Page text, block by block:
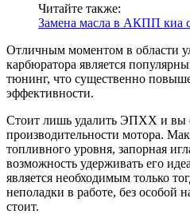
Читайте также:
Замена масла в АКПП киа
Отличным моментом в области
карбюратора является
тюнинг, что существенно
эффективности.
Стоит лишь удалить ЭПХХ и вы
производительности мотора.
топливного уровня, запорная
возможность удерживать его
является необходимым только
неполадки в работе, без особой
стоит.